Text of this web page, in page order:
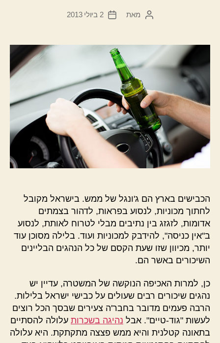
המחבר
מאת
תאריך
2 ביולי 2013
הכבישים בארץ הם ג'ונגל של ממש. בישראל מקובל
לחתוך מכוניות, לנסוע בפראות, לדהור בצמתים
אדומות, לזגזג בין נתיבים מבלי לטרוח לאותת, לנסוע
ב"אין כניסה", להידבק למכוניות ועוד. בלילה מסוכן עוד
יותר, מכיוון שזו שעת הקסם של כל הנהגים הבליינים
השיכורים באשר הם.
כן, למרות האכיפה הנוקשה של המשטרה, עדיין יש
נהגים שיכורים רבים שעולים על כבישי ישראל בלילות.
הרבה פעמים מדובר בחבר'ה צעירים שבסך הכל רוצים
לעשות "גוד-טיים". אבל נהיגה בשכרות עלולה להסתיים
בתאונה קטלנית והיא ממש פצצה מתקתקת. היא עלולה